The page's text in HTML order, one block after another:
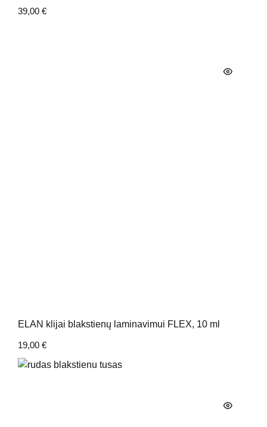
39,00 €
ELAN klijai blakstienų laminavimui FLEX, 10 ml
19,00 €